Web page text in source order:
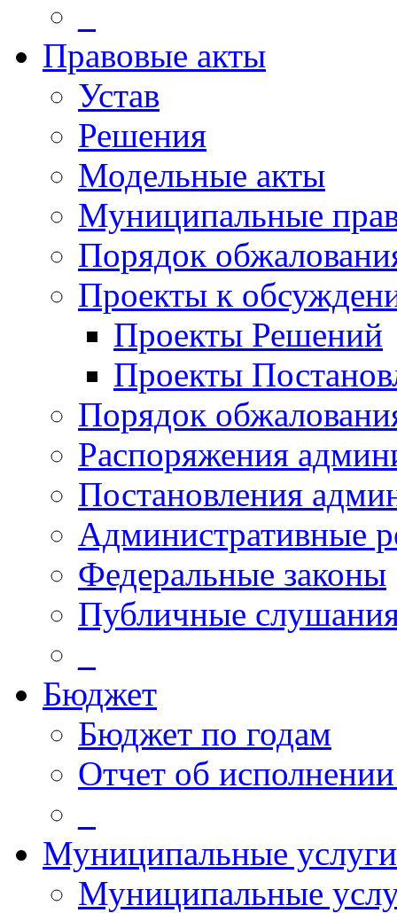
Правовые акты
Устав
Решения
Модельные акты
Муниципальные
Порядок
Проекты к
Проекты Решений
Проекты
Порядок
Распоряжения
Постановления
Административные
Федеральные законы
Публичные
Бюджет
Бюджет по годам
Отчет об
Муниципальные услуги
Муниципальные